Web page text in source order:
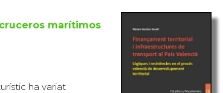
marítimos
ha variat